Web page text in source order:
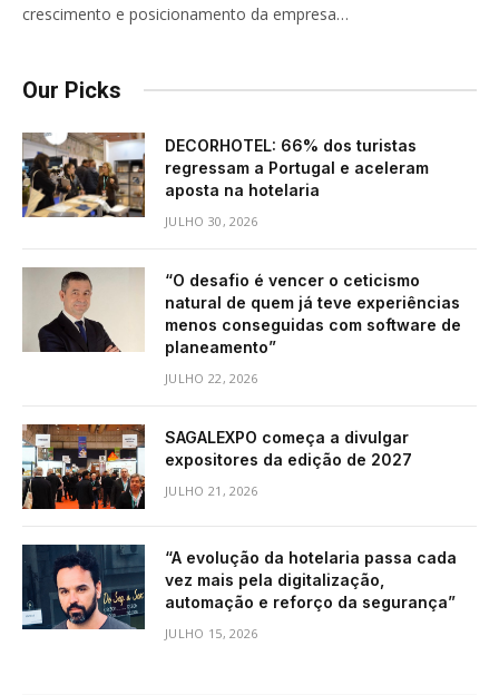
crescimento e posicionamento da empresa…
Our Picks
DECORHOTEL: 66% dos turistas
regressam a Portugal e aceleram
aposta na hotelaria
JULHO 30, 2026
“O desafio é vencer o ceticismo
natural de quem já teve experiências
menos conseguidas com software de
planeamento”
JULHO 22, 2026
SAGALEXPO começa a divulgar
expositores da edição de 2027
JULHO 21, 2026
“A evolução da hotelaria passa cada
vez mais pela digitalização,
automação e reforço da segurança”
JULHO 15, 2026